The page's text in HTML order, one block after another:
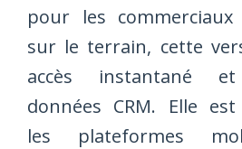
pour les
sur le terrain, cette
accès instantané
données CRM. Elle
les plateformes